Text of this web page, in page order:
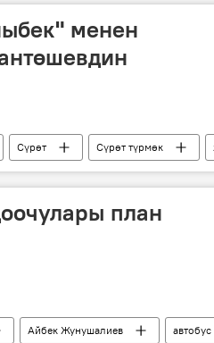
менен
Сүрөт Сүрөт түрмөк
план
Айбек Жунушалиев
автобус